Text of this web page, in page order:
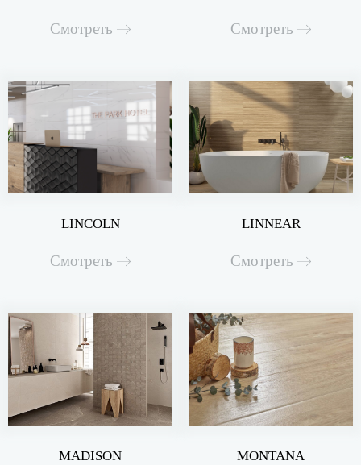
Смотреть Смотреть
LINCOLN
Смотреть
LINNEAR
Смотреть
MADISON MONTANA